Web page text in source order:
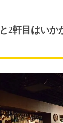
2軒目はい